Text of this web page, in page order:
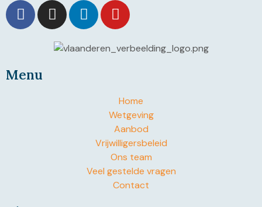
Menu
Home
Wetgeving
Aanbod
Vrijwilligersbeleid
Ons team
Veel gestelde vragen
Contact